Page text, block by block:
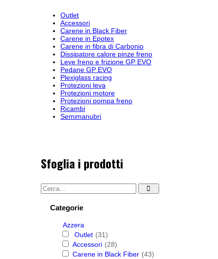
Outlet
Accessori
Carene in Black Fiber
Carene in Epotex
Carene in fibra di Carbonio
Dissipatore calore pinze freno
Leve freno e frizione GP EVO
Pedane GP EVO
Plexiglass racing
Protezioni leva
Protezioni motore
Protezioni pompa freno
Ricambi
Semimanubri
Sfoglia i prodotti
Categorie
Azzera
Outlet (31)
Accessori (28)
Carene in Black Fiber (43)